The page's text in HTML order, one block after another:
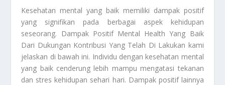
Kesehatan mental yang baik memiliki dampak positif
yang signifikan pada berbagai aspek kehidupan
seseorang.
Dampak Positif Mental Health Yang Baik
Dari Dukungan Kontribusi Yang Telah Di Lakukan kami
jelaskan di bawah ini. Individu dengan kesehatan mental
yang baik cenderung lebih mampu mengatasi tekanan
dan stres kehidupan sehari hari. Dampak positif lainnya